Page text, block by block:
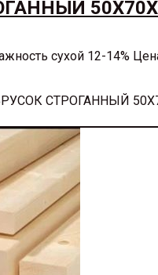
сухой 12-14%
СТРОГАННЫЙ